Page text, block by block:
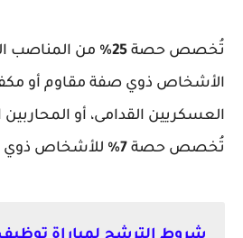
تُخصص حصة
من المناصب
الأشخاص ذوي صفة مقاوم أو
العسكريين القدامى، أو المحاربين
تُخصص حصة 7% للأشخاص ذوي